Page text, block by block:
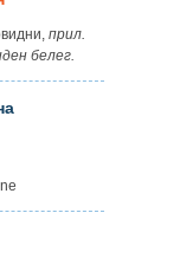
прил.
белег.